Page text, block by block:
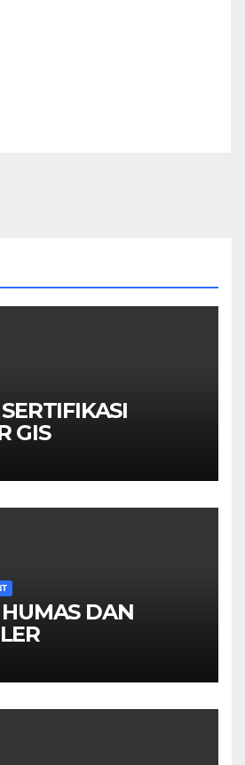
GIS
DAN